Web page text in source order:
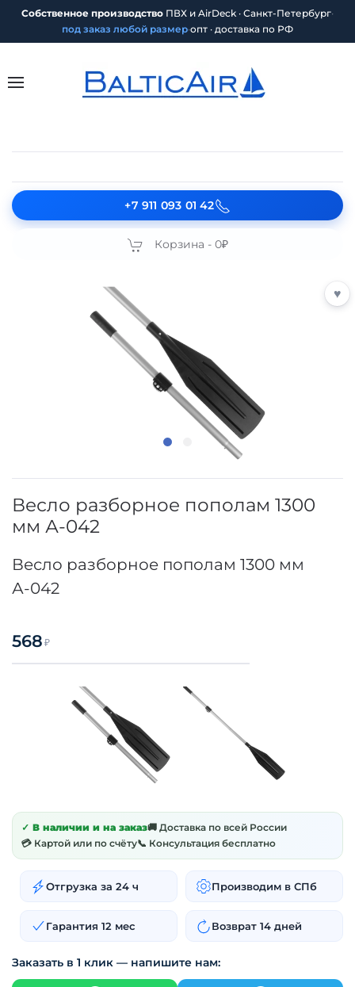
Собственное производство ПВХ и AirDeck · Санкт-Петербург·
под заказ любой размер·опт · доставка по РФ
+7 911 093 01 42
Корзина - 0₽
Весло разборное пополам 1300
мм А-042
Весло разборное пополам 1300 мм
А-042
568 ₽
✓ В наличии и на заказ🚚 Доставка по всей России
💳 Картой или по счёту📞 Консультация бесплатно
Отгрузка за 24 ч Производим в СПб
Гарантия 12 мес Возврат 14 дней
Заказать в 1 клик — напишите нам:
♥